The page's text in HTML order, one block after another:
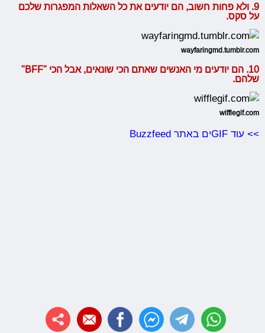
9. ולא פחות חשוב, הם יודעים את כל השאלות המפגרות שלכם
על סקס.
wayfaringmd.tumblr.com
10. הם יודעים מי האנשים שאתם הכי שונאים, אבל הכי "BFF"
שלהם.
wifflegif.com
>> עוד GIFים באתר Buzzfeed